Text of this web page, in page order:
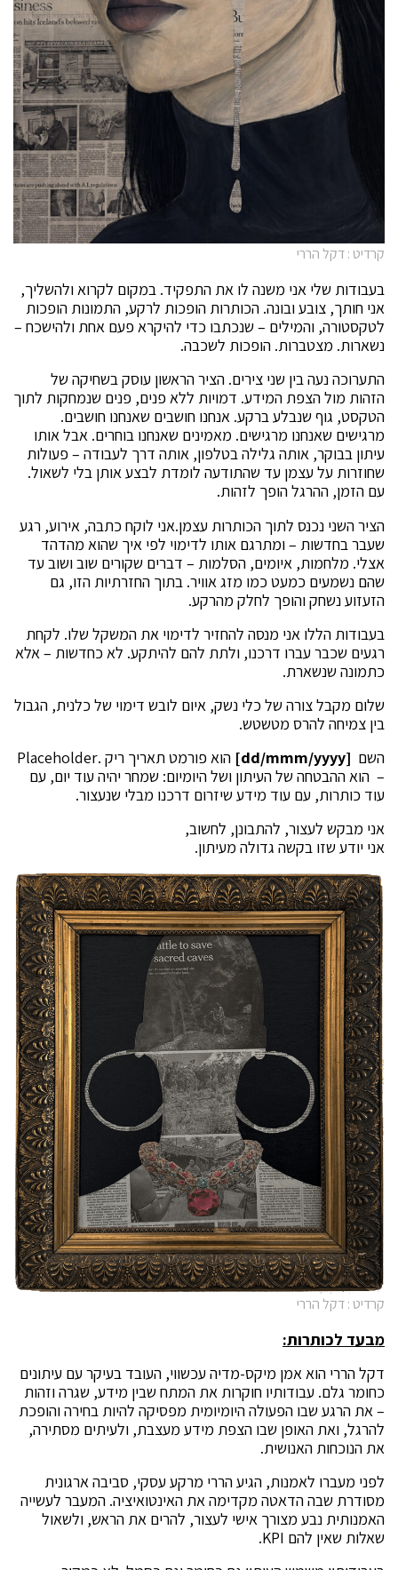
קרדיט : דקל הררי
בעבודות שלי אני משנה לו את התפקיד. במקום לקרוא ולהשליך,
אני חותך, צובע ובונה. הכותרות הופכות לרקע, התמונות הופכות
לטקסטורה, והמילים – שנכתבו כדי להיקרא פעם אחת ולהישכח –
נשארות. מצטברות. הופכות לשכבה.
התערוכה נעה בין שני צירים. הציר הראשון עוסק בשחיקה של
הזהות מול הצפת המידע. דמויות ללא פנים, פנים שנמחקות לתוך
הטקסט, גוף שנבלע ברקע. אנחנו חושבים שאנחנו חושבים.
מרגישים שאנחנו מרגישים. מאמינים שאנחנו בוחרים. אבל אותו
עיתון בבוקר, אותה גלילה בטלפון, אותה דרך לעבודה – פעולות
שחוזרות על עצמן עד שהתודעה לומדת לבצע אותן בלי לשאול.
עם הזמן, ההרגל הופך לזהות.
הציר השני נכנס לתוך הכותרות עצמן.אני לוקח כתבה, אירוע, רגע
שעבר בחדשות – ומתרגם אותו לדימוי לפי איך שהוא מהדהד
אצלי. מלחמות, איומים, הסלמות – דברים שקורים שוב ושוב עד
שהם נשמעים כמעט כמו מזג אוויר. בתוך החזרתיות הזו, גם
הזעזוע נשחק והופך לחלק מהרקע.
בעבודות הללו אני מנסה להחזיר לדימוי את המשקל שלו. לקחת
רגעים שכבר עברו דרכנו, ולתת להם להיתקע. לא כחדשות – אלא
כתמונה שנשארת.
שלום מקבל צורה של כלי נשק, איום לובש דימוי של כלנית, הגבול
בין צמיחה להרס מטשטש.
השם [dd/mmm/yyyy]
הוא פורמט תאריך ריק .Placeholder
– הוא ההבטחה של העיתון ושל היומיום: שמחר יהיה עוד יום, עם
עוד כותרות, עם עוד מידע שיזרום דרכנו מבלי שנעצור.
אני מבקש לעצור, להתבונן, לחשוב,
אני יודע שזו בקשה גדולה מעיתון.
קרדיט : דקל הררי
מבעד לכותרות:
דקל הררי הוא אמן מיקס-מדיה עכשווי, העובד בעיקר עם עיתונים
כחומר גלם. עבודותיו חוקרות את המתח שבין מידע, שגרה וזהות
– את הרגע שבו הפעולה היומיומית מפסיקה להיות בחירה והופכת
להרגל, ואת האופן שבו הצפת מידע מעצבת, ולעיתים מסתירה,
את הנוכחות האנושית.
לפני מעברו לאמנות, הגיע הררי מרקע עסקי, סביבה ארגונית
מסודרת שבה הדאטה מקדימה את האינטואיציה. המעבר לעשייה
האמנותית נבע מצורך אישי לעצור, להרים את הראש, ולשאול
שאלות שאין להם KPI.